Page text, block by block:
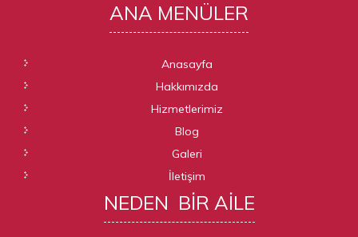
ANA MENÜLER
Anasayfa
Hakkımızda
Hizmetlerimiz
Blog
Galeri
İletişim
NEDEN BIR AILE